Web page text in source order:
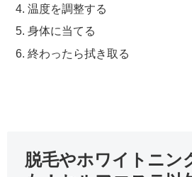
温度を調整する
身体に当てる
終わったら拭き取る
脱毛やホワイトニン